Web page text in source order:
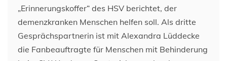
„Erinnerungskoffer“ des HSV berichtet, der
demenzkranken Menschen helfen soll. Als dritte
Gesprächspartnerin ist mit Alexandra Lüddecke
die Fanbeauftragte für Menschen mit Behinderung